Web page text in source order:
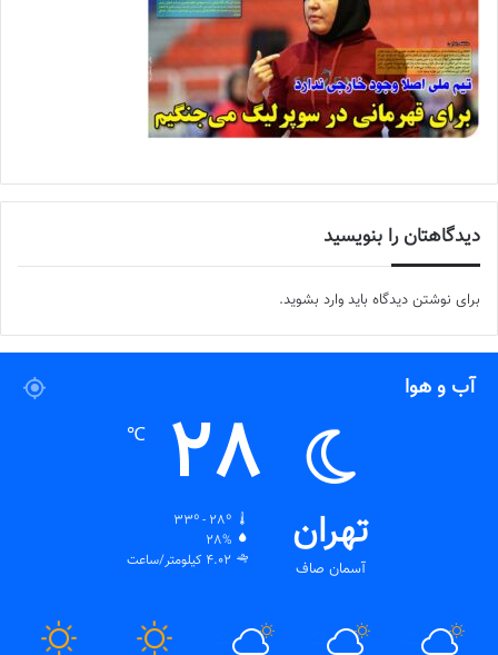
دیدگاهتان را بنویسید
برای نوشتن دیدگاه باید وارد بشوید.
آب و هوا
تهران
آسمان صاف
28
℃
33º - 28º
28%
4.02 کیلومتر/ساعت